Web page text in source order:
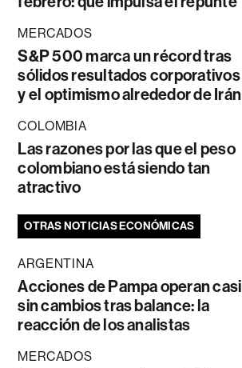
MERCADOS
S&P 500 marca un récord tras
sólidos resultados corporativos
y el optimismo alrededor de Irán
COLOMBIA
Las razones por las que el peso
colombiano está siendo tan
atractivo
OTRAS NOTICIAS ECONÓMICAS
ARGENTINA
Acciones de Pampa operan casi
sin cambios tras balance: la
reacción de los analistas
MERCADOS